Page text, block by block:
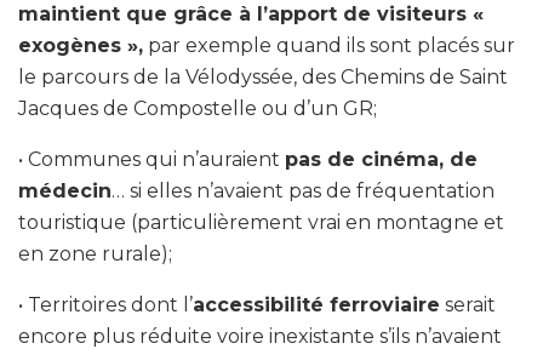
maintient que grâce à l’apport de visiteurs «
exogènes », par exemple quand ils sont placés sur
le parcours de la Vélodyssée, des Chemins de Saint
Jacques de Compostelle ou d’un GR;
• Communes qui n’auraient pas de cinéma, de
médecin… si elles n’avaient pas de fréquentation
touristique (particulièrement vrai en montagne et
en zone rurale);
• Territoires dont l’accessibilité ferroviaire serait
encore plus réduite voire inexistante s’ils n’avaient